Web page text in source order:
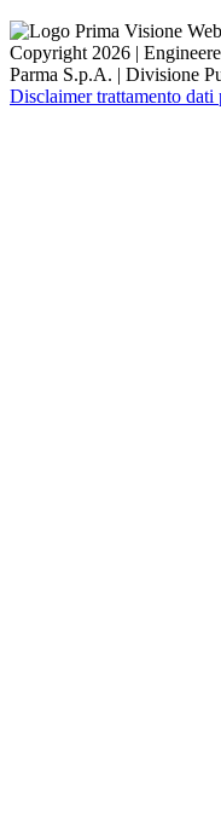
Copyright 2026 |
Parma S.p.A. | Divisione
Disclaimer trattamento dati